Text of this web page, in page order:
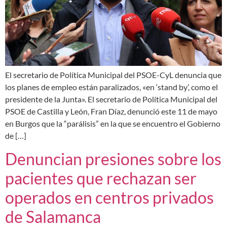
El secretario de Política Municipal del PSOE-CyL denuncia que
los planes de empleo están paralizados, «en ‘stand by’, como el
presidente de la Junta». El secretario de Política Municipal del
PSOE de Castilla y León, Fran Díaz, denunció este 11 de mayo
en Burgos que la “parálisis” en la que se encuentro el Gobierno
de […]
Denuncian presiones sobre los
pacientes que rechazan ser
operados en centros privados
de Salamanca